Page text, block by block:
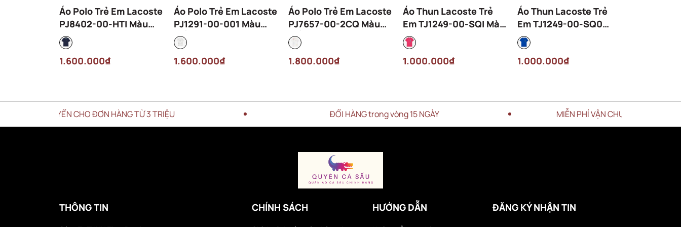
Áo Polo Trẻ Em Lacoste
PJ8402-00-HTI Màu
Xanh Navy
1.600.000₫
Áo Polo Trẻ Em Lacoste
PJ1291-00-001 Màu
Trắng
1.600.000₫
Áo Polo Trẻ Em Lacoste
PJ7657-00-2CQ Màu
Trắng
1.800.000₫
Áo Thun Lacoste Trẻ
Em TJ1249-00-SQI Màu
Hồng
1.000.000₫
Áo Thun Lacoste Trẻ
Em TJ1249-00-SQ0
Màu Xanh Dương
1.000.000₫
CHO ĐƠN HÀNG TỪ 3 TRIỆU ĐỔI HÀNG trong vòng 15 NGÀY MIỄN PHÍ VẬN CHUYỂN CHO ĐƠN HÀNG TỪ 3
THÔNG TIN CHÍNH SÁCH HƯỚNG DẪN ĐĂNG KÝ NHẬN TIN